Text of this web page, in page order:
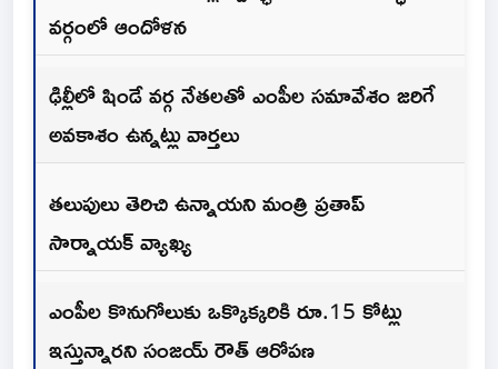
వర్గంలో ఆందోళన
ఢిల్లీలో షిండే వర్గ నేతలతో ఎంపీల సమావేశం జరిగే
అవకాశం ఉన్నట్లు వార్తలు
తలుపులు తెరిచి ఉన్నాయని మంత్రి ప్రతాప్‌
సార్నాయక్‌ వ్యాఖ్య
ఎంపీల కొనుగోలుకు ఒక్కొక్కరికి రూ.15 కోట్లు
ఇస్తున్నారని సంజయ్‌ రౌత్‌ ఆరోపణ